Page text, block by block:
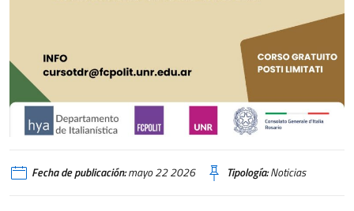
Fecha de publicación:mayo 22 2026 Tipología:Noticias